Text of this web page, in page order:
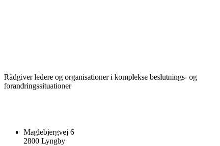
Rådgiver ledere og organisationer i komplekse beslutnings- og
forandringssituationer
Maglebjergvej 6
2800 Lyngby